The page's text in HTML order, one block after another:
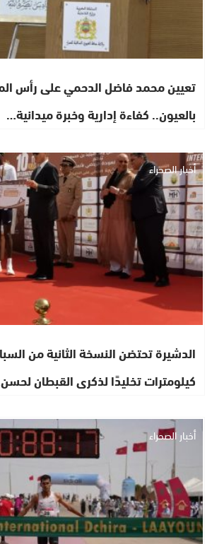
تعيين محمد فاضل الدحمي على رأس
بالعيون.. كفاءة إدارية وخبرة ميدانية…
أخبار الصحراء
كيلومترات تخليدًا لذكرى القبطان
أخبار الصحراء